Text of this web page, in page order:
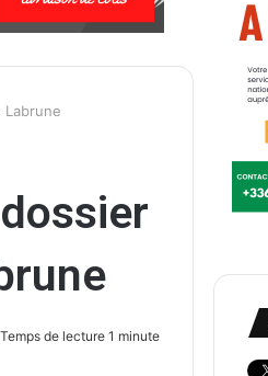
Labrune
Temps de lecture 1 minute